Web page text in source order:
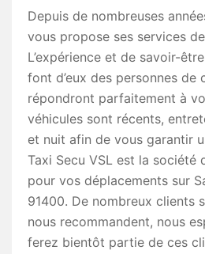
Depuis de nombreuses
vous propose ses services
L’expérience et de savoir-
font d’eux des personnes de
répondront parfaitement à
véhicules sont récents,
et nuit afin de vous garantir
Taxi Secu VSL est la
pour vos déplacements sur
91400. De nombreux clients
nous recommandent, nous
ferez bientôt partie de ces